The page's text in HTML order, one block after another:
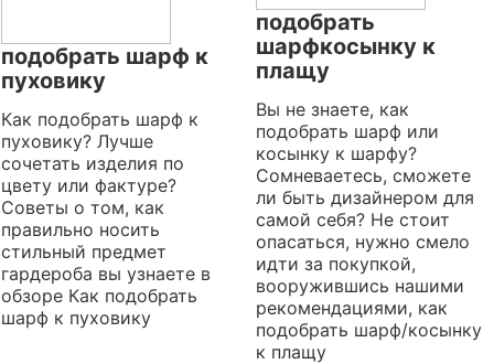
подобрать шарф к
пуховику
Как подобрать шарф к
пуховику? Лучше
сочетать изделия по
цвету или фактуре?
Советы о том, как
правильно носить
стильный предмет
гардероба вы узнаете в
обзоре Как подобрать
шарф к пуховику
подобрать
шарфкосынку к
плащу
Вы не знаете, как
подобрать шарф или
косынку к шарфу?
Сомневаетесь, сможете
ли быть дизайнером для
самой себя? Не стоит
опасаться, нужно смело
идти за покупкой,
вооружившись нашими
рекомендациями, как
подобрать шарф/косынку
к плащу